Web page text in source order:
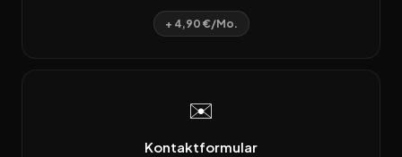
+ 4,90 €/Mo.
✉️
Kontaktformular